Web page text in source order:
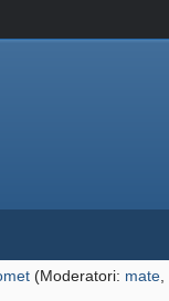
(Moderatori: mate